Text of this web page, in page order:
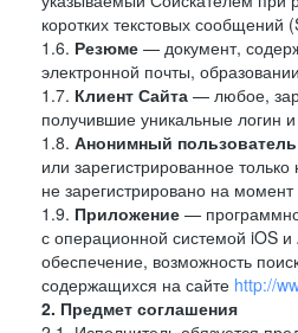
коротких текстовых сообщений
1.6. Резюме — документ,
электронной почты,
1.7. Клиент Сайта — любое,
получившие уникальные логин
1.8. Анонимный
или зарегистрированное
не зарегистрировано на
1.9. Приложение —
с операционной системой iOS
обеспечение, возможность
содержащихся на сайте http://
2. Предмет соглашения